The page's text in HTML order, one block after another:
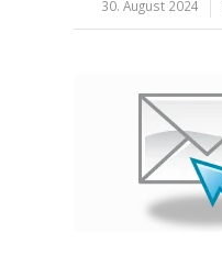
30. August 2024
/